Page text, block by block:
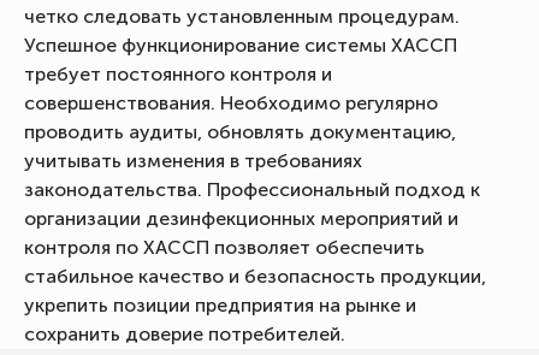
четко следовать установленным процедурам.
Успешное функционирование системы ХАССП
требует постоянного контроля и
совершенствования. Необходимо регулярно
проводить аудиты, обновлять документацию,
учитывать изменения в требованиях
законодательства. Профессиональный подход к
организации дезинфекционных мероприятий и
контроля по ХАССП позволяет обеспечить
стабильное качество и безопасность продукции,
укрепить позиции предприятия на рынке и
сохранить доверие потребителей.